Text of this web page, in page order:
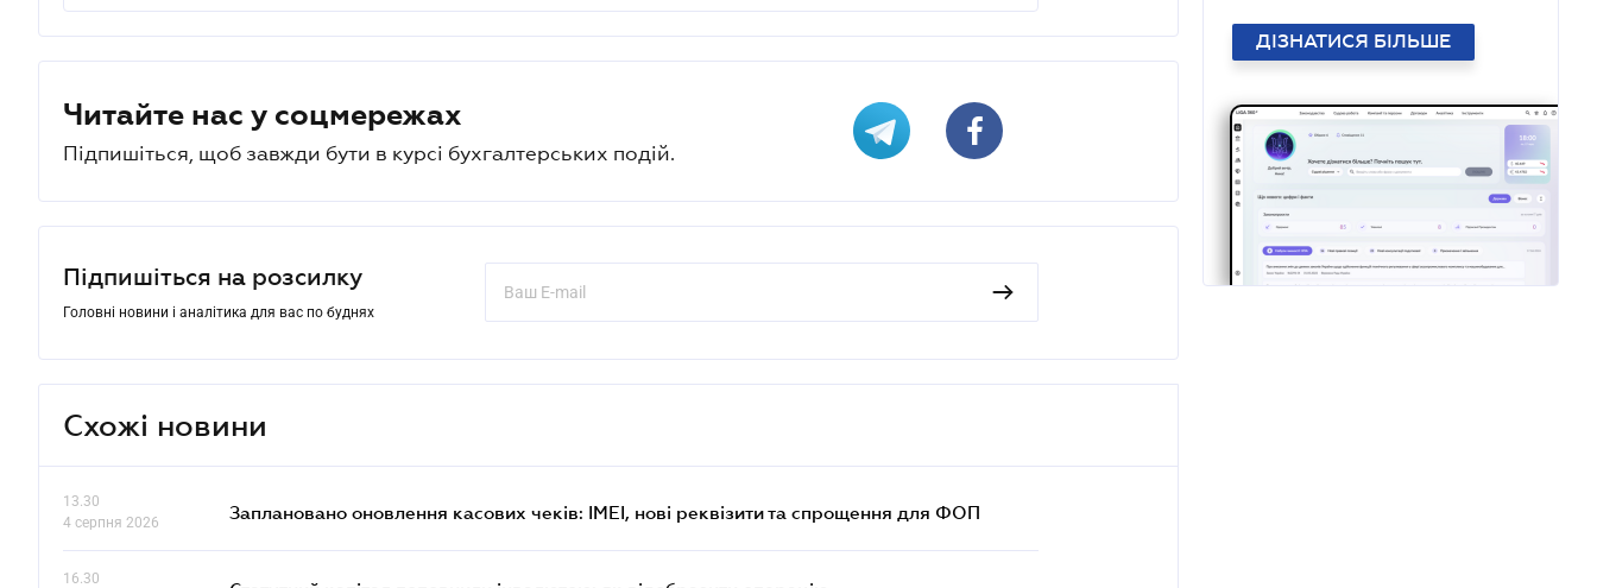
Читайте нас у соцмережах
Підпишіться, щоб завжди бути в курсі бухгалтерських подій.
Підпишіться на розсилку
Головні новини і аналітика для вас по буднях
Схожі новини
13.30
4 серпня 2026
Заплановано оновлення касових чеків: IMEI, нові реквізити та спрощення для ФОП
16.30
ДІЗНАТИСЯ БІЛЬШЕ